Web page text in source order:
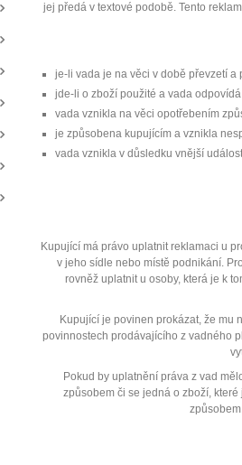
jej předá v textové podobě. Tento
je-li vada je na věci v době převzetí
jde-li o zboží použité a vada
vada vznikla na věci opotřebením
je způsobena kupujícím a vznikla
vada vznikla v důsledku vnější
Kupující má právo uplatnit reklamaci u
v jeho sídle nebo místě podnikání.
rovněž uplatnit u osoby, která je k
Kupující je povinen prokázat, že mu
povinnostech prodávajícího z vadného
Pokud by uplatnění práva z vad
způsobem či se jedná o zboží,